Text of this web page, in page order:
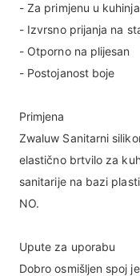
- Za primjenu u
- Izvrsno prijanja na
- Otporno na plijesan
- Postojanost boje
Primjena
Zwaluw Sanitarni
elastično brtvilo za
sanitarije na bazi
NO.
Upute za uporabu
Dobro osmišljen spoj